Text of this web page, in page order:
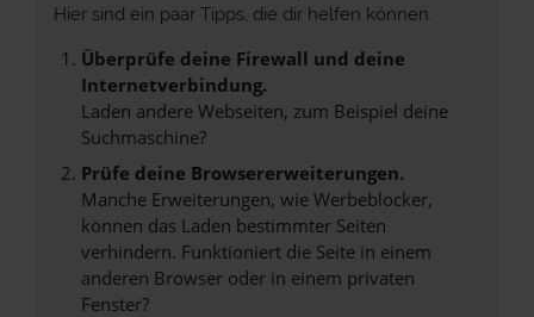
Hier sind ein paar Tipps, die dir helfen können:
Überprüfe deine Firewall und deine
Internetverbindung.
Laden andere Webseiten, zum Beispiel deine
Suchmaschine?
Prüfe deine Browsererweiterungen.
Manche Erweiterungen, wie Werbeblocker,
können das Laden bestimmter Seiten
verhindern. Funktioniert die Seite in einem
anderen Browser oder in einem privaten
Fenster?